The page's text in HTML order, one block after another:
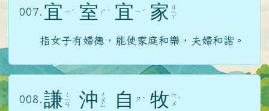
007. 宜 ㄧ ˊ 室 ㄕ ˋ 宜 ㄧ ˊ 家 ㄐ
ㄧ
ㄚ
指女子有婦德，能使家庭和樂，夫婦和諧。
008. 謙 ㄑ
ㄧ
ㄢ 沖 ㄔ
ㄨ
ㄥ 自 ㄗ ˋ 牧 ㄇ
ㄨ ˋ